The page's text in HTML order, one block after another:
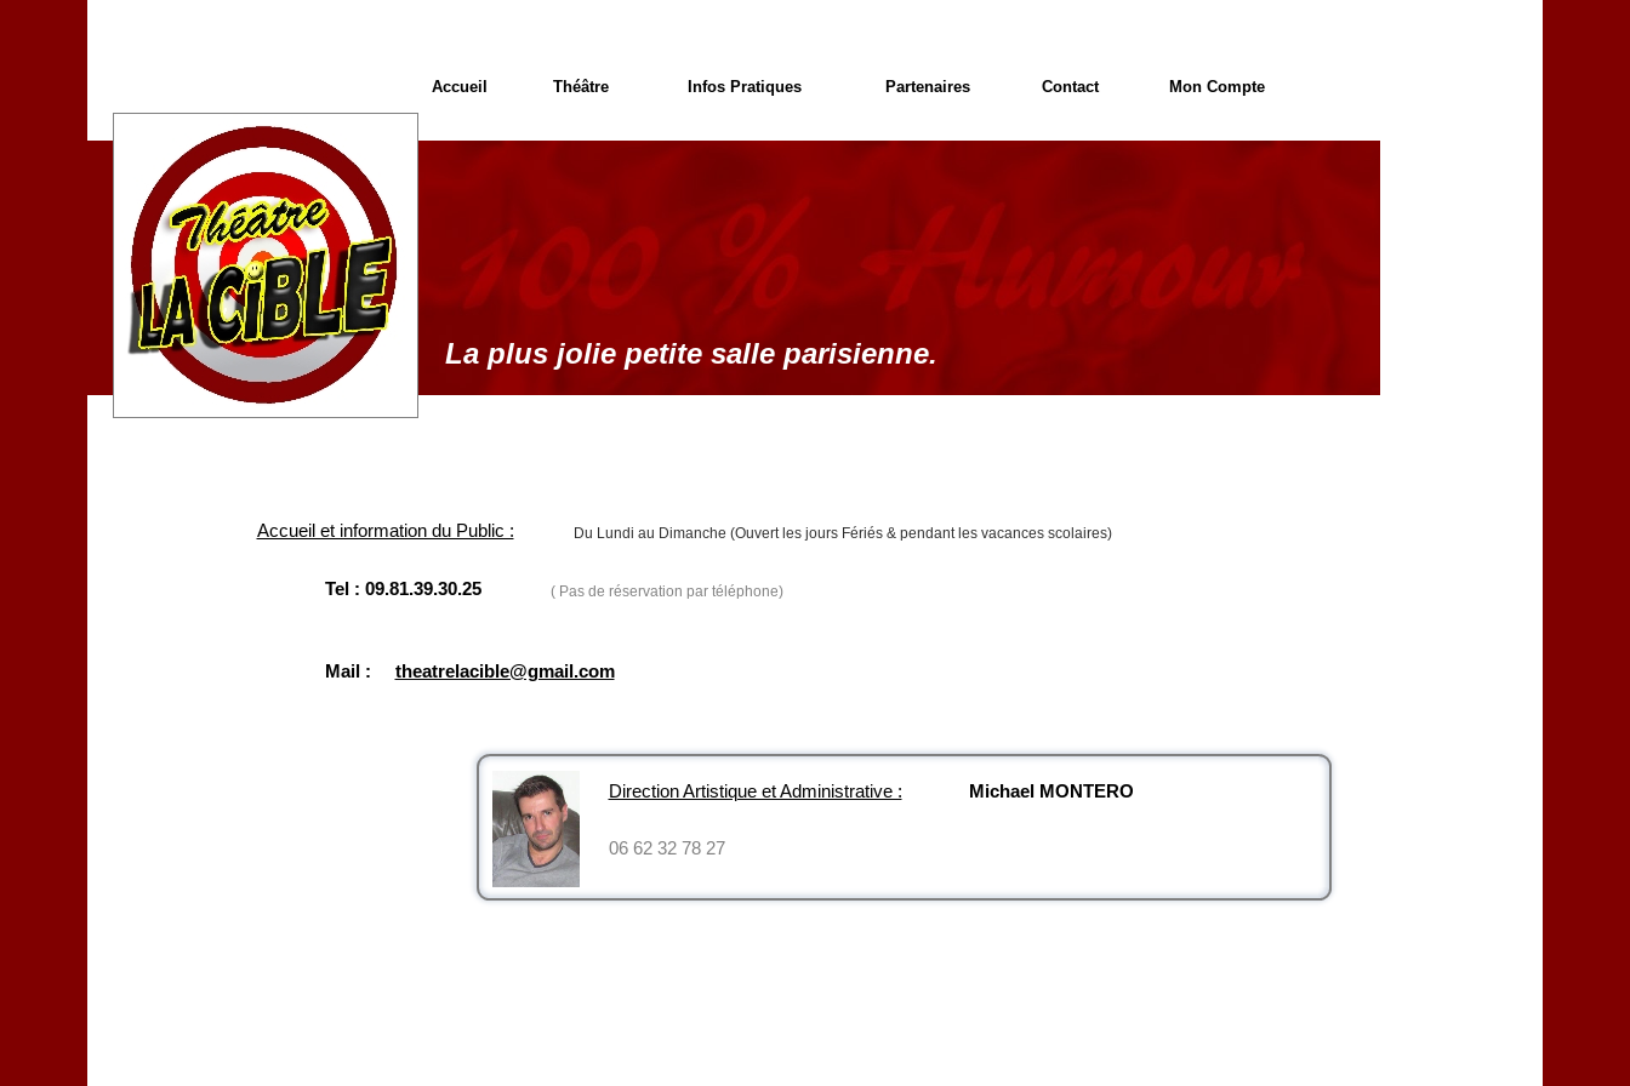
Accueil et information du Public : Du Lundi au Dimanche (Ouvert les jours Fériés & pendant les vacances scolaires)
Tel : 09.81.39.30.25 ( Pas de réservation par téléphone)
Mail : theatrelacible@gmail.com
La plus jolie petite salle parisienne.
Direction Artistique et Administrative :
06 62 32 78 27
Michael MONTERO
Accueil Théâtre Infos Pratiques Partenaires Contact Mon Compte